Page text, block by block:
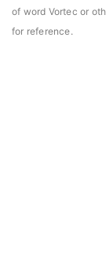
of word Vortec or
for reference.